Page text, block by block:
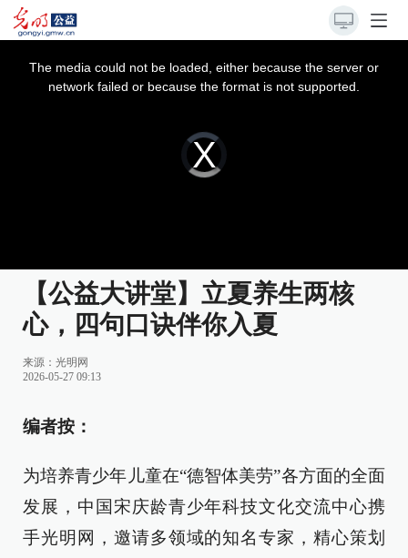
Video
Player
loading.
The media could not be loaded, either because the server or
network failed or because the format is not supported.
【公益大讲堂】立夏养生两核
心，四句口诀伴你入夏
来源： 光明网
2026-05-27 09:13
编者按：
为培养青少年儿童在“德智体美劳”各方面的全面
发展，中国宋庆龄青少年科技文化交流中心携
手光明网，邀请多领域的知名专家，精心策划